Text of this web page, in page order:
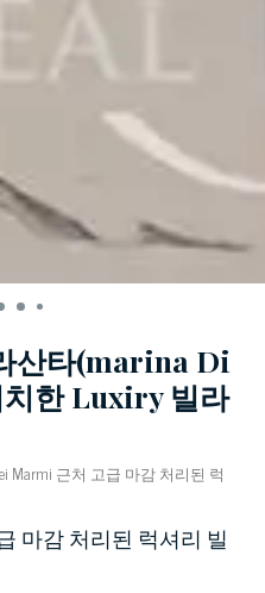
산타(marina Di
한 Luxiry 빌라
Marmi 근처 고급 마감 처리된 럭
마감 처리된 럭셔리 빌